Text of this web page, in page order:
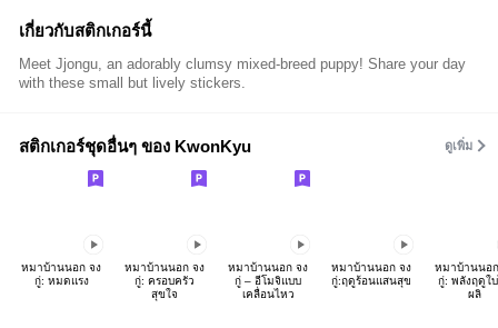
เกี่ยวกับสติกเกอร์นี้
Meet Jjongu, an adorably clumsy mixed-breed puppy! Share your day
with these small but lively stickers.
สติกเกอร์ชุดอื่นๆ ของ KwonKyu ดูเพิ่ม
หมาบ้านนอก จง
กู่: หมดแรง
หมาบ้านนอก จง
กู่: ครอบครัว
สุขใจ
หมาบ้านนอก จง
กู่ – อีโมจิแบบ
เคลื่อนไหว
หมาบ้านนอก จง
กู่:ฤดูร้อนแสนสุข
หมาบ้านนอ
กู่: พลังฤดูใ
ผลิ